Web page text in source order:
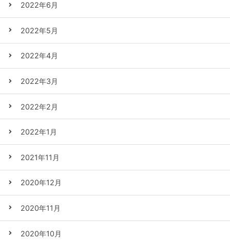
2022年6月
2022年5月
2022年4月
2022年3月
2022年2月
2022年1月
2021年11月
2020年12月
2020年11月
2020年10月